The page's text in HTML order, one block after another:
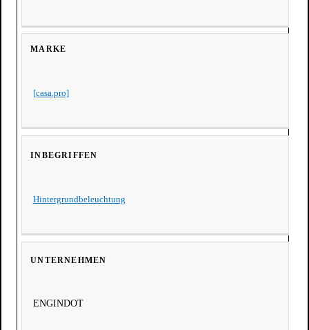
MARKE
[casa.pro]
Hintergrundbeleuchtung
ENGINDOT